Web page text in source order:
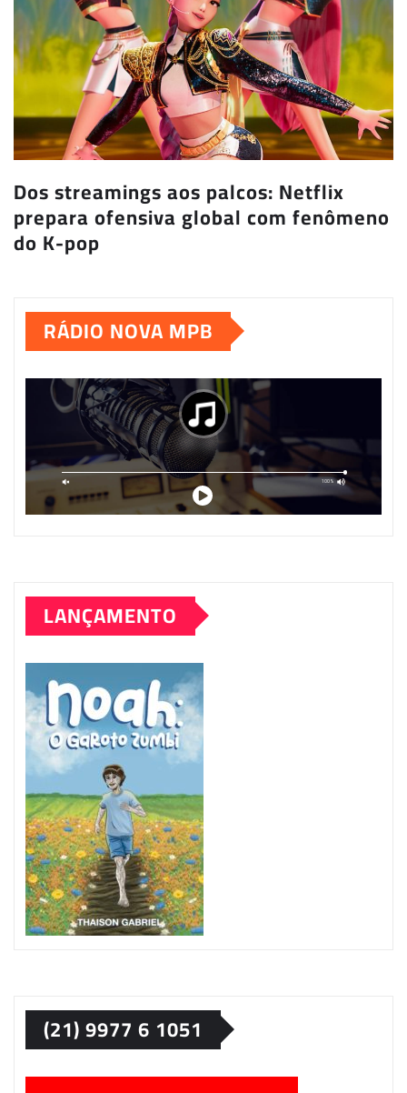
Dos streamings aos palcos: Netflix
prepara ofensiva global com fenômeno
do K-pop
RÁDIO NOVA MPB
LANÇAMENTO
(21) 9977 6 1051